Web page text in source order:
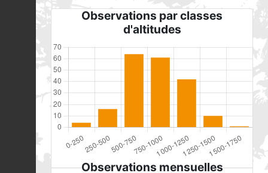
Observations par classes
d'altitudes
Observations mensuelles